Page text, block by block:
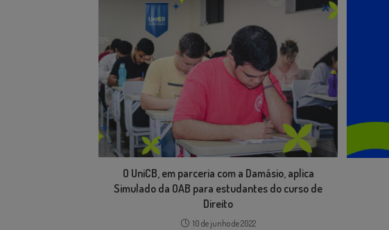
O UniCB, em parceria com a Damásio, aplica
Simulado da OAB para estudantes do curso de
Direito
10 de junho de 2022